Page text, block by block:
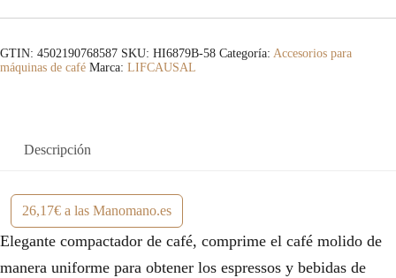
GTIN: 4502190768587 SKU: HI6879B-58 Categoría: Accesorios para
máquinas de café Marca: LIFCAUSAL
Descripción
26,17€ a las Manomano.es
Elegante compactador de café, comprime el café molido de
manera uniforme para obtener los espressos y bebidas de